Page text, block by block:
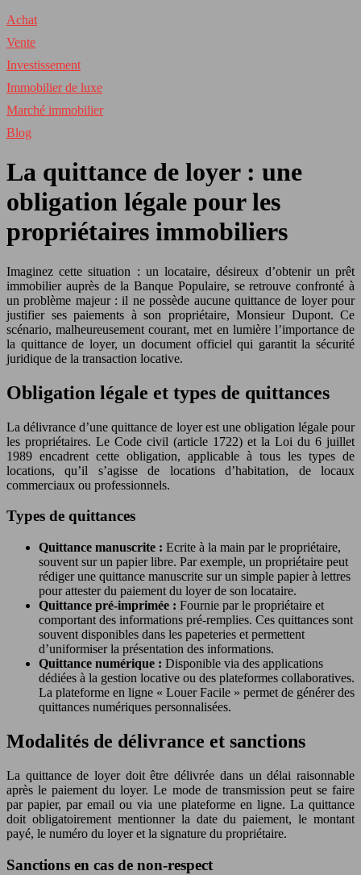
Achat
Vente
Investissement
Immobilier de luxe
Marché immobilier
Blog
La quittance de loyer : une
obligation légale pour les
propriétaires immobiliers
Imaginez cette situation : un locataire, désireux d’obtenir un prêt
immobilier auprès de la Banque Populaire, se retrouve confronté à
un problème majeur : il ne possède aucune quittance de loyer pour
justifier ses paiements à son propriétaire, Monsieur Dupont. Ce
scénario, malheureusement courant, met en lumière l’importance de
la quittance de loyer, un document officiel qui garantit la sécurité
juridique de la transaction locative.
Obligation légale et types de quittances
La délivrance d’une quittance de loyer est une obligation légale pour
les propriétaires. Le Code civil (article 1722) et la Loi du 6 juillet
1989 encadrent cette obligation, applicable à tous les types de
locations, qu’il s’agisse de locations d’habitation, de locaux
commerciaux ou professionnels.
Types de quittances
Quittance manuscrite : Ecrite à la main par le propriétaire,
souvent sur un papier libre. Par exemple, un propriétaire peut
rédiger une quittance manuscrite sur un simple papier à lettres
pour attester du paiement du loyer de son locataire.
Quittance pré-imprimée : Fournie par le propriétaire et
comportant des informations pré-remplies. Ces quittances sont
souvent disponibles dans les papeteries et permettent
d’uniformiser la présentation des informations.
Quittance numérique : Disponible via des applications
dédiées à la gestion locative ou des plateformes collaboratives.
La plateforme en ligne « Louer Facile » permet de générer des
quittances numériques personnalisées.
Modalités de délivrance et sanctions
La quittance de loyer doit être délivrée dans un délai raisonnable
après le paiement du loyer. Le mode de transmission peut se faire
par papier, par email ou via une plateforme en ligne. La quittance
doit obligatoirement mentionner la date du paiement, le montant
payé, le numéro du loyer et la signature du propriétaire.
Sanctions en cas de non-respect